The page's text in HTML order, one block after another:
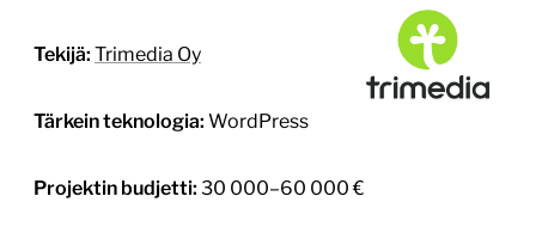
Tekijä: Trimedia Oy
Tärkein teknologia: WordPress
Projektin budjetti: 30 000–60 000 €